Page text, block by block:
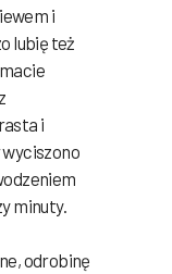
i
lubię też
i
wyciszono
minuty.
odrobinę